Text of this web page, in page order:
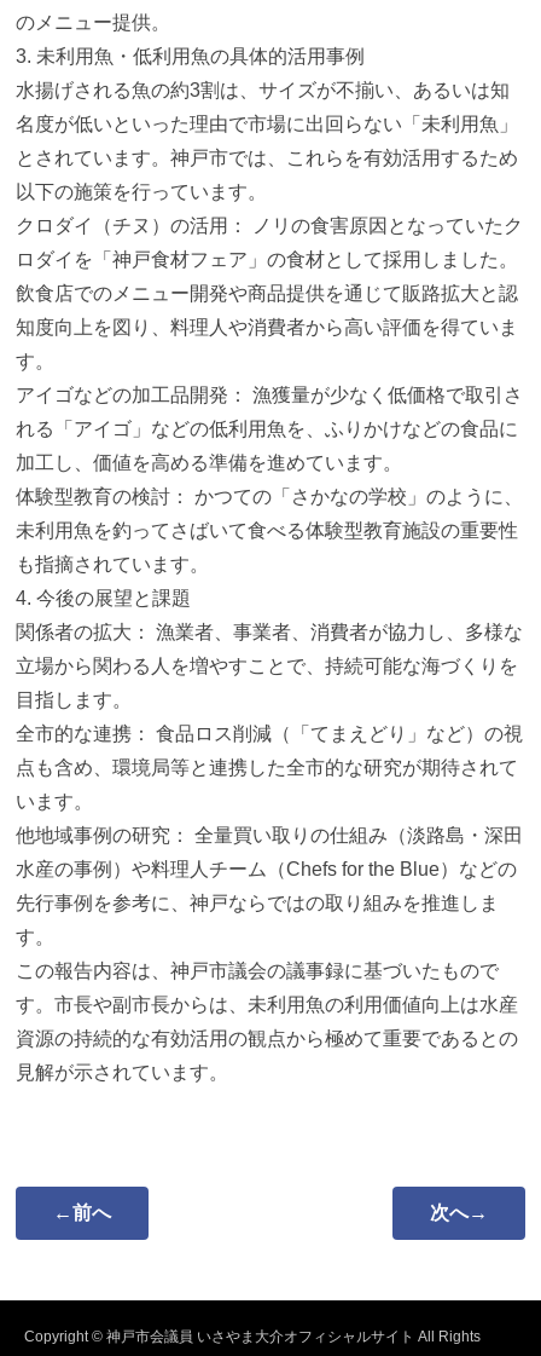
のメニュー提供。
3. 未利用魚・低利用魚の具体的活用事例
水揚げされる魚の約3割は、サイズが不揃い、 あるいは知
名度が低いといった理由で市場に出回らない「 未利用魚」
とされています。神戸市では、 これらを有効活用するため
以下の施策を行っています。
クロダイ（チヌ）の活用： ノリの食害原因となっていたク
ロダイを「神戸食材フェア」の食材として採用しました。
飲食店でのメニュー開発や商品提供を通じて販路拡大と認
知度向上 を図り、料理人や消費者から高い評価を得ていま
す。
アイゴなどの加工品開発： 漁獲量が少なく低価格で取引さ
れる「アイゴ」などの低利用魚を、ふりかけなどの食品に
加工し、価値を高める準備を進めています。
体験型教育の検討： かつての「さかなの学校」のように、
未利用魚を釣ってさばいて食べる体験型教育施設の重要性
も指摘さ れています。
4. 今後の展望と課題
関係者の拡大： 漁業者、事業者、消費者が協力し、 多様な
立場から関わる人を増やすことで、持続可能な海づくりを
目指します。
全市的な連携： 食品ロス削減（「てまえどり」など）の視
点も含め、環境局等と連携した全市的な研究が期待されて
います。
他地域事例の研究： 全量買い取りの仕組み（淡路島・深田
水産の事例）や料理人チーム（Chefs for the Blue）などの
先行事例を参考に、神戸ならではの取り組みを推進しま
す。
この報告内容は、神戸市議会の議事録に基づいたもので
す。市長や副市長からは、 未利用魚の利用価値向上は水産
資源の持続的な有効活用の観点から極めて重要であるとの
見解が示されています。
←前へ 次へ→
Copyright © 神戸市会議員 いさやま大介オフィシャルサイト All Rights